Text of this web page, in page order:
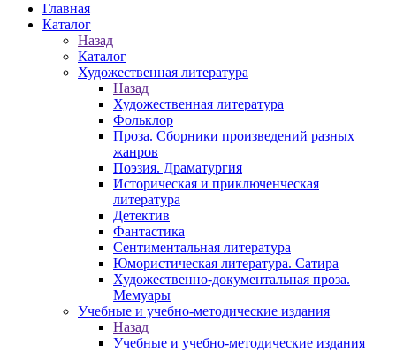
Главная
Каталог
Назад
Каталог
Художественная литература
Назад
Художественная литература
Фольклор
Проза. Сборники произведений разных
жанров
Поэзия. Драматургия
Историческая и приключенческая
литература
Детектив
Фантастика
Сентиментальная литература
Юмористическая литература. Сатира
Художественно-документальная проза.
Мемуары
Учебные и учебно-методические издания
Назад
Учебные и учебно-методические издания